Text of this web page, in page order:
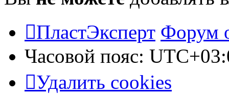
ПластЭксперт Форум
Часовой пояс:
Удалить cookies